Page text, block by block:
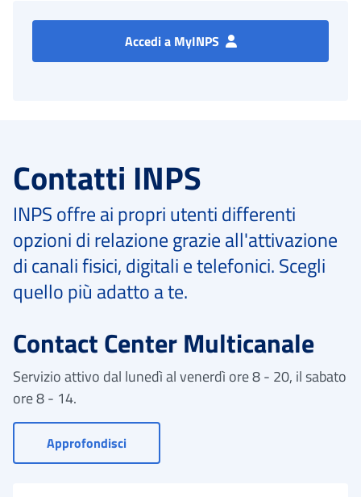
Accedi a MyINPS
Contatti INPS
INPS offre ai propri utenti differenti
opzioni di relazione grazie all'attivazione
di canali fisici, digitali e telefonici. Scegli
quello più adatto a te.
Contact Center Multicanale
Servizio attivo dal lunedì al venerdì ore 8 - 20, il sabato
ore 8 - 14.
Approfondisci- Vai a Contact Center